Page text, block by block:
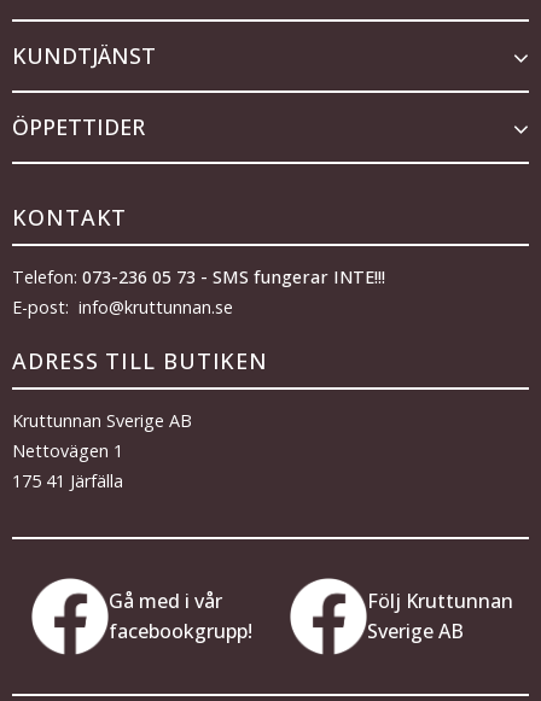
KUNDTJÄNST
ÖPPETTIDER
KONTAKT
Telefon: 073-236 05 73 - SMS fungerar INTE!!!
E-post: info@kruttunnan.se
ADRESS TILL BUTIKEN
Kruttunnan Sverige AB
Nettovägen 1
175 41 Järfälla
Gå med i vår
facebookgrupp!
Följ Kruttunnan
Sverige AB